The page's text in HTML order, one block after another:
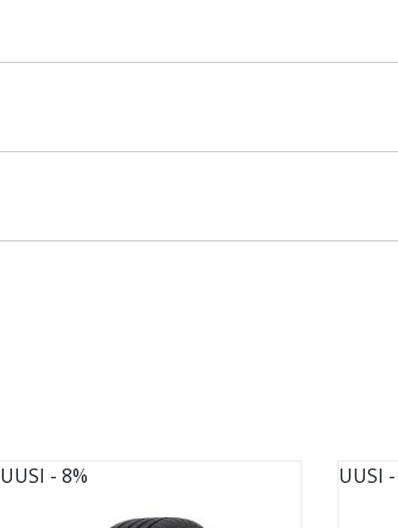
UUSI - 8% UUSI